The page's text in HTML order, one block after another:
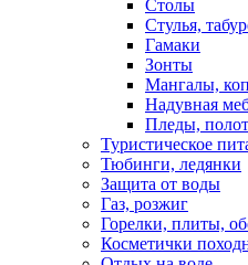
Столы
Стулья,
Гамаки
Зонты
Мангалы,
Надувная
Пледы,
Туристическое
Тюбинги, ледянки
Защита от воды
Газ, розжиг
Горелки, плиты,
Косметички